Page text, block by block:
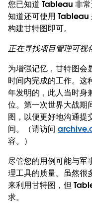
您已知道 Tableau 非
知道还可使用 Tableau
构建甘特图即可。
正在寻找项目管理可视
为增强记忆，甘特图会
时间内完成的工作。
年发明的，此人当时身
位。第一次世界大战期
图，以便更好地沟通提
间。（请访问
容。）
尽管您的用例可能与军
理工具的质量。虽然很
来利用甘特图，但
求。